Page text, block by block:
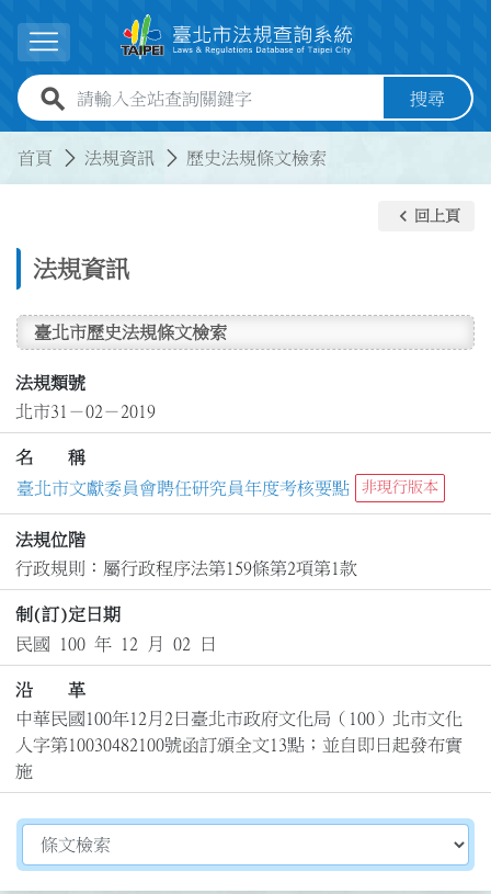
展開選單
全站查詢關鍵字欄位 搜尋
首頁 法規資訊 歷史法規條文檢索
法規資訊
keyboard_arrow_left 回上頁
臺北市歷史法規條文檢索
法規類號
北市31－02－2019
名 稱
臺北市文獻委員會聘任研究員年度考核要點
非現行版本
法規位階
行政規則：屬行政程序法第159條第2項第1款
制(訂)定日期
民國 100 年 12 月 02 日
沿 革
中華民國100年12月2日臺北市政府文化局（100）北市文化
人字第10030482100號函訂頒全文13點；並自即日起發布實
施
切換選擇法規資訊內容